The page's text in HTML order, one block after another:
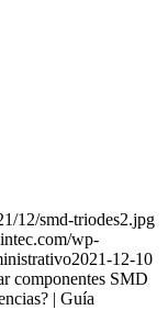
12/smd-triodes2.jpg
wp-
2021-12-10
componentes SMD
| Guía